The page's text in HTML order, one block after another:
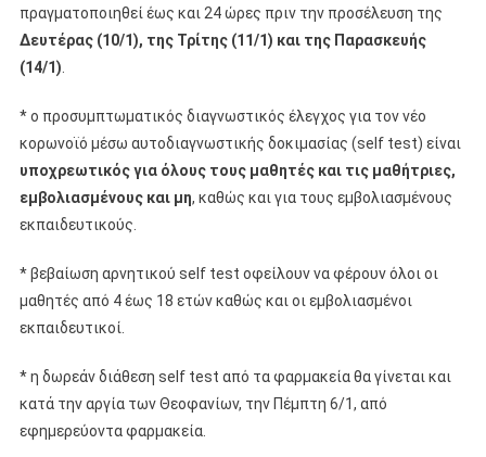
πραγματοποιηθεί έως και 24 ώρες πριν την προσέλευση της
Δευτέρας (10/1), της Τρίτης (11/1) και της Παρασκευής
(14/1)
* ο προσυμπτωματικός διαγνωστικός έλεγχος για τον νέο
κορωνοϊό μέσω αυτοδιαγνωστικής δοκιμασίας (self test) είναι
υποχρεωτικός για όλους τους μαθητές και τις μαθήτριες,
εμβολιασμένους και μη, καθώς και για τους εμβολιασμένους
εκπαιδευτικούς.
* βεβαίωση αρνητικού self test οφείλουν να φέρουν όλοι οι
μαθητές από 4 έως 18 ετών καθώς και οι εμβολιασμένοι
εκπαιδευτικοί.
* η δωρεάν διάθεση self test από τα φαρμακεία θα γίνεται και
κατά την αργία των Θεοφανίων, την Πέμπτη 6/1, από
εφημερεύοντα φαρμακεία.